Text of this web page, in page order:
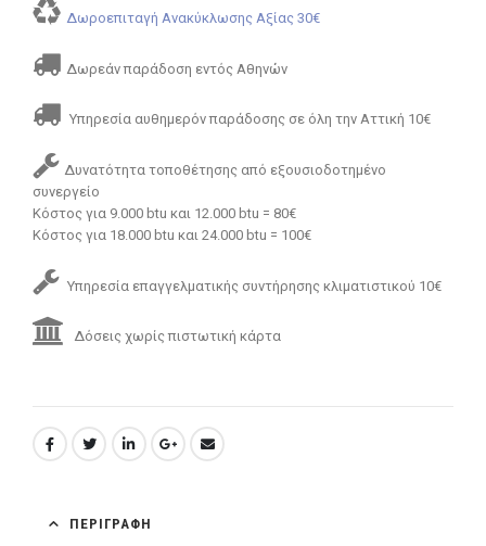
Δωροεπιταγή Ανακύκλωσης Αξίας 30€
Δωρεάν παράδοση εντός Αθηνών
Υπηρεσία αυθημερόν παράδοσης σε όλη την Αττική 10€
Δυνατότητα τοποθέτησης από εξουσιοδοτημένο
συνεργείο
Κόστος για 9.000 btu και 12.000 btu = 80€
Κόστος για 18.000 btu και 24.000 btu = 100€
Υπηρεσία επαγγελματικής συντήρησης κλιματιστικού 10€
Δόσεις χωρίς πιστωτική κάρτα
ΠΕΡΙΓΡΑΦΉ